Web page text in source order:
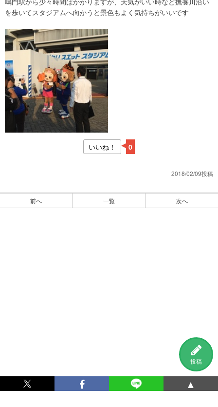
投稿
を歩いてスタジアムへ向かうと景色もよく気持ちがいいです
いいね！ 0
2018/02/09投稿
前へ 一覧 次へ
▲